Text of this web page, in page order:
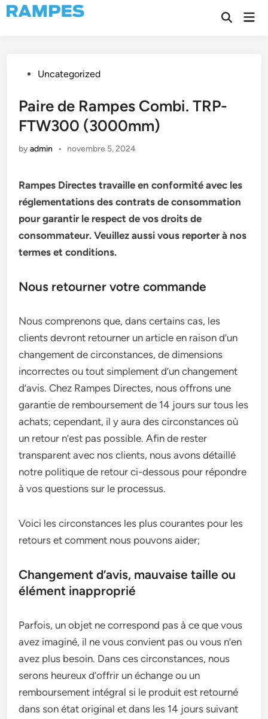
Skip
to
Open
PostedUncategorized
Paire de Rampes Combi. TRP-
FTW300 (3000mm)
byadmin • novembre 5, 2024
Rampes Directes travaille en conformité avec les
réglementations des contrats de consommation
pour garantir le respect de vos droits de
consommateur. Veuillez aussi vous reporter à nos
termes et conditions.
Nous retourner votre commande
Nous comprenons que, dans certains cas, les
clients devront retourner un article en raison d’un
changement de circonstances, de dimensions
incorrectes ou tout simplement d’un changement
d’avis. Chez Rampes Directes, nous offrons une
garantie de remboursement de 14 jours sur tous les
achats; cependant, il y aura des circonstances où
un retour n’est pas possible. Afin de rester
transparent avec nos clients, nous avons détaillé
notre politique de retour ci-dessous pour répondre
à vos questions sur le processus.
Voici les circonstances les plus courantes pour les
retours et comment nous pouvons aider;
Changement d’avis, mauvaise taille ou
élément inapproprié
Parfois, un objet ne correspond pas à ce que vous
avez imaginé, il ne vous convient pas ou vous n’en
avez plus besoin. Dans ces circonstances, nous
serons heureux d’offrir un échange ou un
remboursement intégral si le produit est retourné
dans son état original et dans les 14 jours suivant